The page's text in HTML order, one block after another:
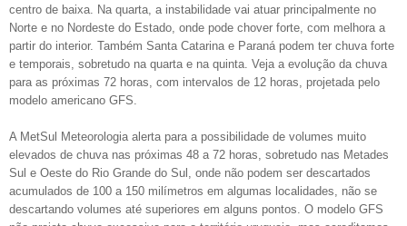
centro de baixa. Na quarta, a instabilidade vai atuar principalmente no
Norte e no Nordeste do Estado, onde pode chover forte, com melhora a
partir do interior. Também Santa Catarina e Paraná podem ter chuva forte
e temporais, sobretudo na quarta e na quinta. Veja a evolução da chuva
para as próximas 72 horas, com intervalos de 12 horas, projetada pelo
modelo americano GFS.
A MetSul Meteorologia alerta para a possibilidade de volumes muito
elevados de chuva nas próximas 48 a 72 horas, sobretudo nas Metades
Sul e Oeste do Rio Grande do Sul, onde não podem ser descartados
acumulados de 100 a 150 milímetros em algumas localidades, não se
descartando volumes até superiores em alguns pontos. O modelo GFS